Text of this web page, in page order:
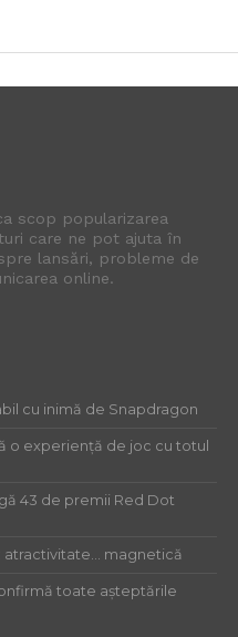
scop popularizarea
care ne pot ajuta în
lansări, probleme de
online.
cu inimă de Snapdragon
o experiență de joc cu totul
43 de premii Red Dot
atractivitate… magnetică
toate așteptările